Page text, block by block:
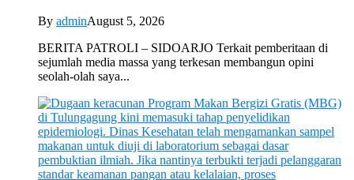
By adminAugust 5, 2026
BERITA PATROLI – SIDOARJO Terkait pemberitaan di
sejumlah media massa yang terkesan membangun opini
seolah-olah saya...